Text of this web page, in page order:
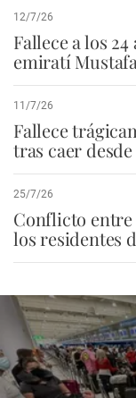
12/7/26
Fallece a los
emiratí
11/7/26
Fallece
tras caer
25/7/26
Conflicto entre
los residentes